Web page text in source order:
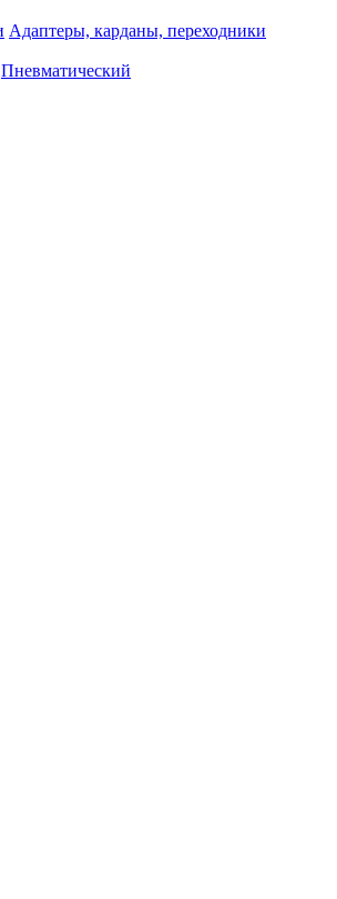
Адаптеры, карданы, переходники
Пневматический